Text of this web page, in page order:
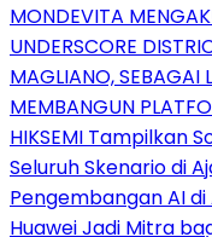
MONDEVITA
UNDERSCORE
MAGLIANO, SEBAGAI
MEMBANGUN
HIKSEMI Tampilkan
Seluruh Skenario di
Pengembangan AI
Huawei Jadi Mitra